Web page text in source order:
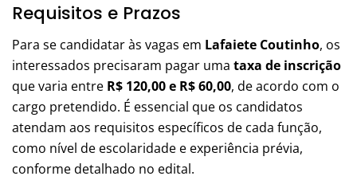
Requisitos e Prazos
Para se candidatar às vagas em Lafaiete Coutinho, os
interessados precisaram pagar uma taxa de inscrição
que varia entre R$ 120,00 e R$ 60,00, de acordo com o
cargo pretendido. É essencial que os candidatos
atendam aos requisitos específicos de cada função,
como nível de escolaridade e experiência prévia,
conforme detalhado no edital.